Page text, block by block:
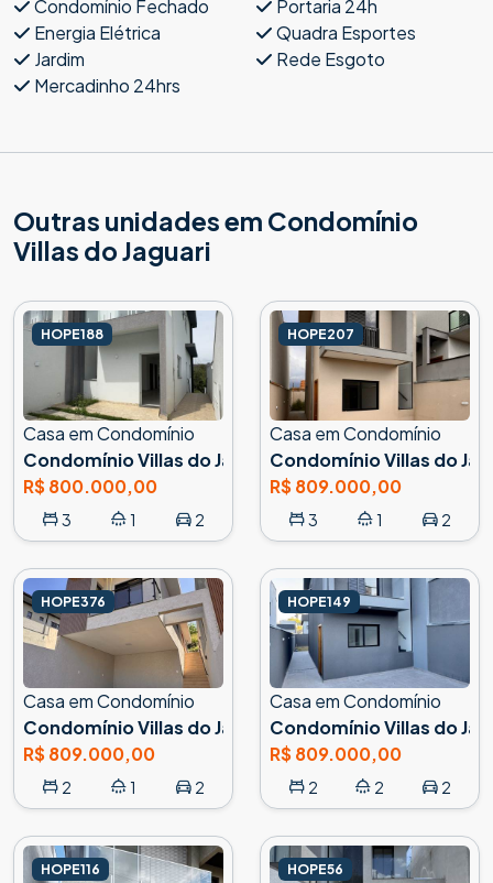
Condomínio Fechado
Energia Elétrica
Jardim
Mercadinho 24hrs
Portaria 24h
Quadra Esportes
Rede Esgoto
Outras unidades em Condomínio
Villas do Jaguari
HOPE188
Casa em Condomínio
Condomínio Villas do Jaguari, Santana de Parnaíba
R$ 800.000,00
3 1 2
HOPE207
Casa em Condomínio
Condomínio Villas do
R$ 809.000,00
3 1 2
HOPE376
Casa em Condomínio
Condomínio Villas do Jaguari, Santana de Parnaíba
R$ 809.000,00
2 1 2
HOPE149
Casa em Condomínio
Condomínio Villas do
R$ 809.000,00
2 2 2
HOPE116 HOPE56